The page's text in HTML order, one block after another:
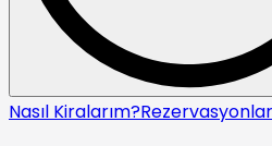
Nasıl Kiralarım?